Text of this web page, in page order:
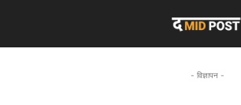
- विज्ञापन -